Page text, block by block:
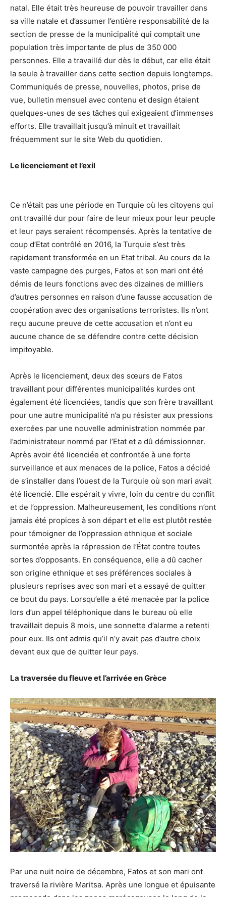
natal. Elle était très heureuse de pouvoir travailler dans
sa ville natale et d’assumer l’entière responsabilité de la
section de presse de la municipalité qui comptait une
population très importante de plus de 350 000
personnes. Elle a travaillé dur dès le début, car elle était
la seule à travailler dans cette section depuis longtemps.
Communiqués de presse, nouvelles, photos, prise de
vue, bulletin mensuel avec contenu et design étaient
quelques-unes de ses tâches qui exigeaient d’immenses
efforts. Elle travaillait jusqu’à minuit et travaillait
fréquemment sur le site Web du quotidien.
Le licenciement et l’exil
Ce n’était pas une période en Turquie où les citoyens qui
ont travaillé dur pour faire de leur mieux pour leur peuple
et leur pays seraient récompensés. Après la tentative de
coup d’Etat contrôlé en 2016, la Turquie s’est très
rapidement transformée en un Etat tribal. Au cours de la
vaste campagne des purges, Fatos et son mari ont été
démis de leurs fonctions avec des dizaines de milliers
d’autres personnes en raison d’une fausse accusation de
coopération avec des organisations terroristes. Ils n’ont
reçu aucune preuve de cette accusation et n’ont eu
aucune chance de se défendre contre cette décision
impitoyable.
Après le licenciement, deux des sœurs de Fatos
travaillant pour différentes municipalités kurdes ont
également été licenciées, tandis que son frère travaillant
pour une autre municipalité n’a pu résister aux pressions
exercées par une nouvelle administration nommée par
l’administrateur nommé par l’Etat et a dû démissionner.
Après avoir été licenciée et confrontée à une forte
surveillance et aux menaces de la police, Fatos a décidé
de s’installer dans l’ouest de la Turquie où son mari avait
été licencié. Elle espérait y vivre, loin du centre du conflit
et de l’oppression. Malheureusement, les conditions n’ont
jamais été propices à son départ et elle est plutôt restée
pour témoigner de l’oppression ethnique et sociale
surmontée après la répression de l’État contre toutes
sortes d’opposants. En conséquence, elle a dû cacher
son origine ethnique et ses préférences sociales à
plusieurs reprises avec son mari et a essayé de quitter
ce bout du pays. Lorsqu’elle a été menacée par la police
lors d’un appel téléphonique dans le bureau où elle
travaillait depuis 8 mois, une sonnette d’alarme a retenti
pour eux. Ils ont admis qu’il n’y avait pas d’autre choix
devant eux que de quitter leur pays.
La traversée du fleuve et l’arrivée en Grèce
Par une nuit noire de décembre, Fatos et son mari ont
traversé la rivière Maritsa. Après une longue et épuisante